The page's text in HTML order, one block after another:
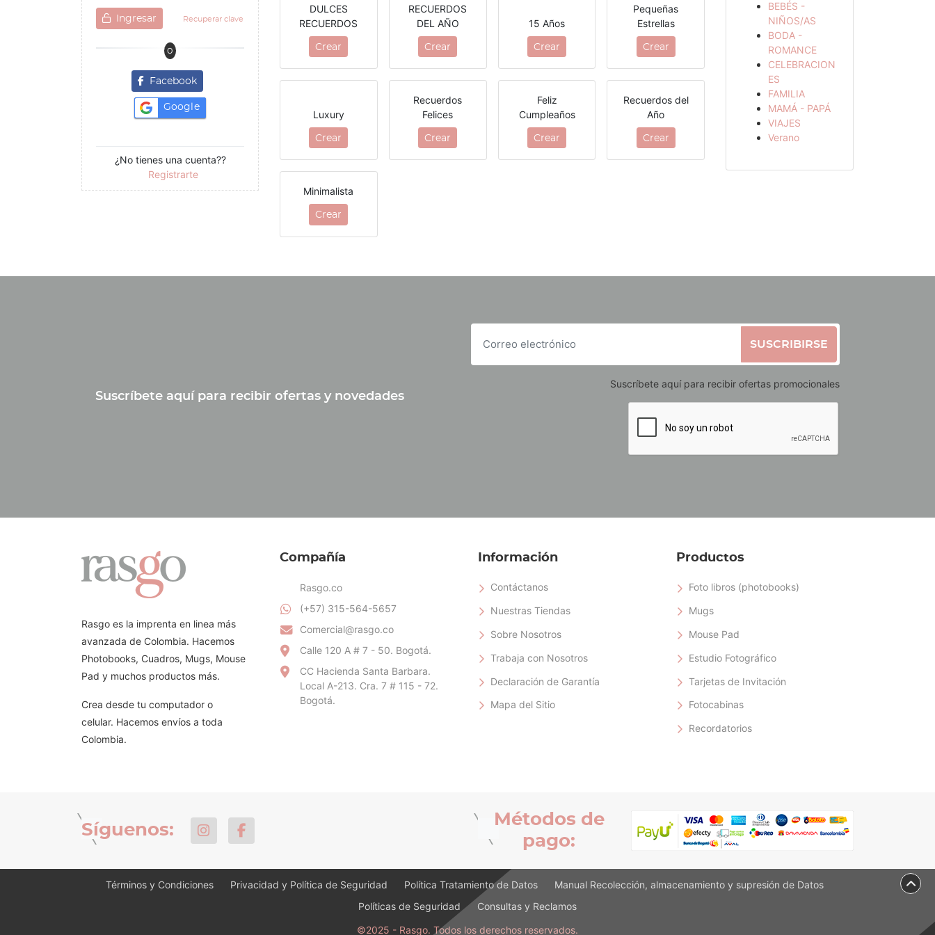
Ingresar Recuperar clave
O
Facebook
Google
¿No tienes una cuenta??
Registrarte
DULCES
RECUERDOS
Crear
RECUERDOS
DEL AÑO
Crear
15 Años
Crear
Pequeñas
Estrellas
Crear
Luxury
Crear
Recuerdos
Felices
Crear
Feliz
Cumpleaños
Crear
Recuerdos del
Año
Crear
Minimalista
Crear
BEBÉS -
NIÑOS/AS
BODA -
ROMANCE
CELEBRACION
ES
FAMILIA
MAMÁ - PAPÁ
VIAJES
Verano
Suscríbete aquí para recibir ofertas y novedades
SUSCRIBIRSE
Suscríbete aquí para recibir ofertas promocionales
Rasgo es la imprenta en linea más
avanzada de Colombia. Hacemos
Photobooks, Cuadros, Mugs, Mouse
Pad y muchos productos más.
Crea desde tu computador o
celular. Hacemos envíos a toda
Colombia.
Compañía
Rasgo.co
(+57) 315-564-5657
Comercial@rasgo.co
Calle 120 A # 7 - 50. Bogotá.
CC Hacienda Santa Barbara.
Local A-213. Cra. 7 # 115 - 72.
Bogotá.
Información
Contáctanos
Nuestras Tiendas
Sobre Nosotros
Trabaja con Nosotros
Declaración de Garantía
Mapa del Sitio
Productos
Foto libros (photobooks)
Mugs
Mouse Pad
Estudio Fotográfico
Tarjetas de Invitación
Fotocabinas
Recordatorios
Síguenos:
Métodos de
pago:
Términos y Condiciones Privacidad y Política de Seguridad Política Tratamiento de Datos
Política Tratamiento de Datos Manual Recolección, almacenamiento y supresión de Datos
Manual Recolección, almacenamiento y supresión de Datos
Políticas de Seguridad
Políticas de Seguridad Consultas y Reclamos
Consultas y Reclamos
©2025 - Rasgo. Todos los derechos reservados.